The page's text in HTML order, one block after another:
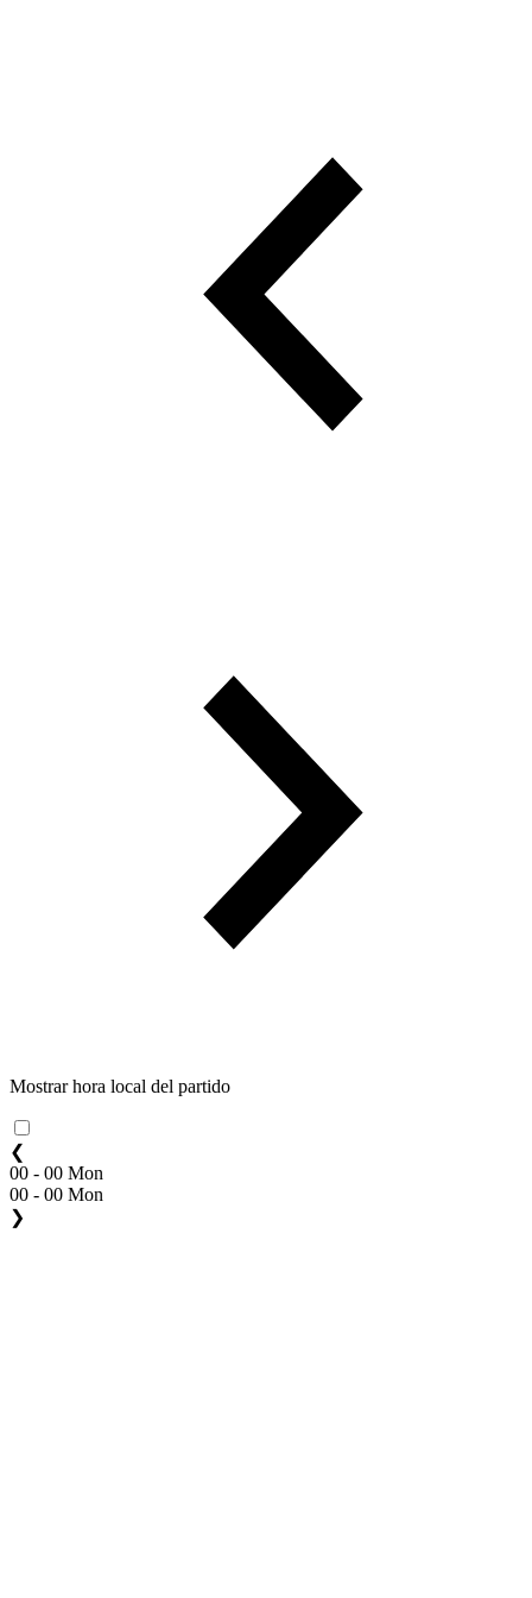
Mostrar hora local del partido
❮
00 - 00 Mon
00 - 00 Mon
❯